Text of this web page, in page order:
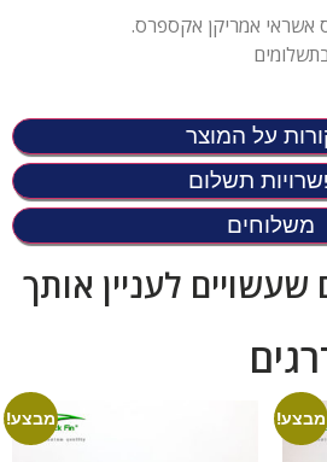
על המוצר
תשלום
משלוחים
אשראי אמריקן אקספרס.
שעשויים לעניין אותך
מבצע! מבצע!